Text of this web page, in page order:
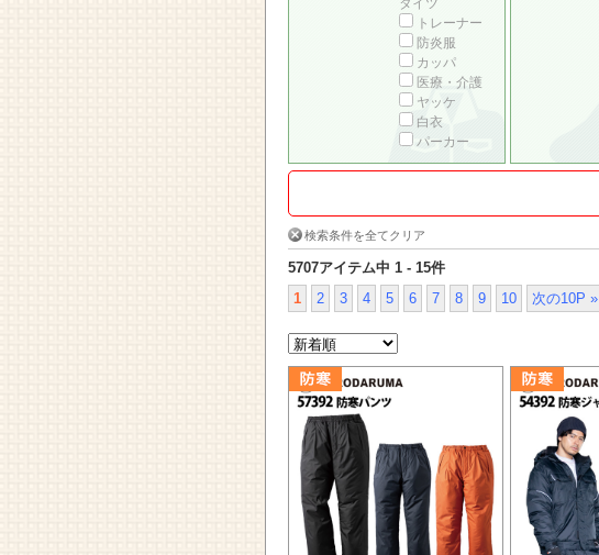
タイツ
トレーナー
防炎服
カッパ
医療・介護
ヤッケ
白衣
パーカー
検索条件を全てクリア
5707アイテム中 1 - 15件
1
2 3 4 5 6 7 8 9 10 次の10P »